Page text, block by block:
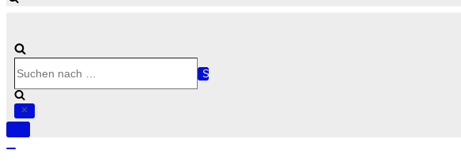
nach …
Navigation